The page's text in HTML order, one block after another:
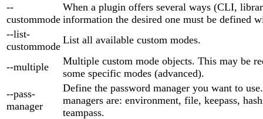
--
custommode
When a plugin offers several ways (CLI,
information the desired one must be defined
--list-
custommode
List all available custom modes.
--multiple
Multiple custom mode objects. This may be
some specific modes (advanced).
--pass-
manager
Define the password manager you want to
managers are: environment, file, keepass,
teampass.